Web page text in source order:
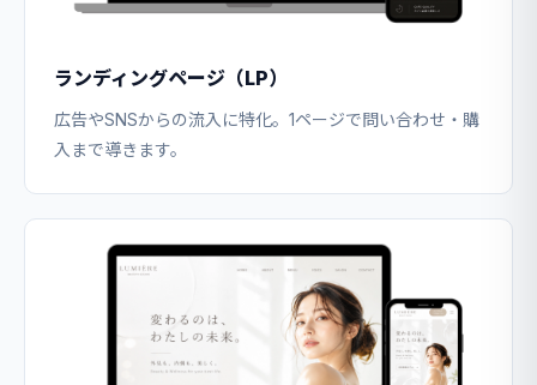
ランディングページ（LP）
広告やSNSからの流入に特化。1ページで問い合わせ・購
入まで導きます。